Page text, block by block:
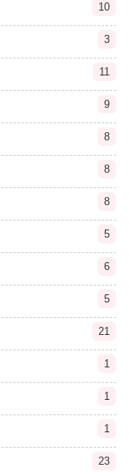
10
3
11
9
8
8
8
5
6
5
21
1
1
1
23